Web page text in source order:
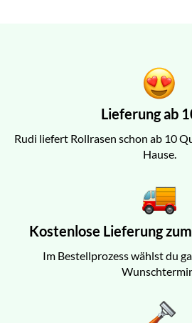
Lieferung ab
Rudi liefert Rollrasen schon ab 10
Hause.
Kostenlose Lieferung
Im Bestellprozess wählst du